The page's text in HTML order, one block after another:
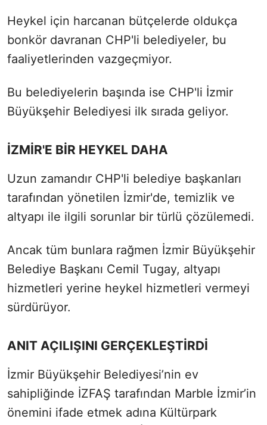
Heykel için harcanan bütçelerde oldukça
bonkör davranan CHP'li belediyeler, bu
faaliyetlerinden vazgeçmiyor.
Bu belediyelerin başında ise CHP'li İzmir
Büyükşehir Belediyesi ilk sırada geliyor.
İZMİR'E BİR HEYKEL DAHA
Uzun zamandır CHP'li belediye başkanları
tarafından yönetilen İzmir'de, temizlik ve
altyapı ile ilgili sorunlar bir türlü çözülemedi.
Ancak tüm bunlara rağmen İzmir Büyükşehir
Belediye Başkanı Cemil Tugay, altyapı
hizmetleri yerine heykel hizmetleri vermeyi
sürdürüyor.
ANIT AÇILIŞINI GERÇEKLEŞTİRDİ
İzmir Büyükşehir Belediyesi’nin ev
sahipliğinde İZFAŞ tarafından Marble İzmir’in
önemini ifade etmek adına Kültürpark